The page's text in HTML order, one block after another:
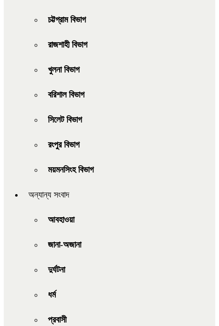
চট্টগ্রাম বিভাগ
রাজশাহী বিভাগ
খুলনা বিভাগ
বরিশাল বিভাগ
সিলেট বিভাগ
রংপুর বিভাগ
ময়মনসিংহ বিভাগ
অন্যান্য সংবাদ
আবহাওয়া
জানা-অজানা
দুর্ঘটনা
ধর্ম
প্রবাসী